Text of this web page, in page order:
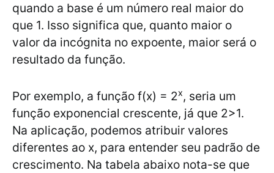
quando a base é um número real maior do
que 1. Isso significa que, quanto maior o
valor da incógnita no expoente, maior será o
resultado da função.
Por exemplo, a função f(x) = 2x, seria um
função exponencial crescente, já que 2>1.
Na aplicação, podemos atribuir valores
diferentes ao x, para entender seu padrão de
crescimento. Na tabela abaixo nota-se que